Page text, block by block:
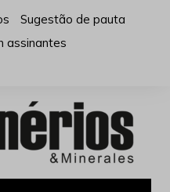
Sugestão de pauta
assinantes